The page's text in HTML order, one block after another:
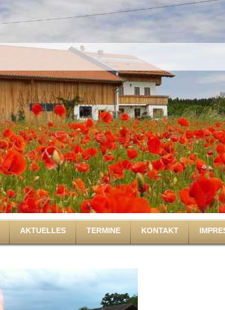
AKTUELLES TERMINE KONTAKT